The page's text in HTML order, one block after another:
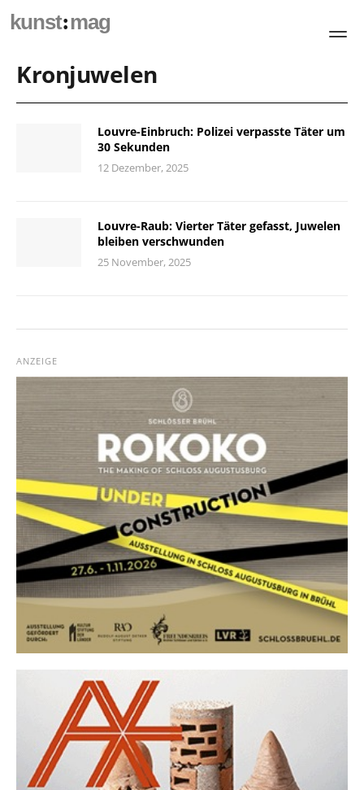
kunst:mag
Kronjuwelen
Louvre-Einbruch: Polizei verpasste Täter um
30 Sekunden
12 Dezember, 2025
Louvre-Raub: Vierter Täter gefasst, Juwelen
bleiben verschwunden
25 November, 2025
ANZEIGE